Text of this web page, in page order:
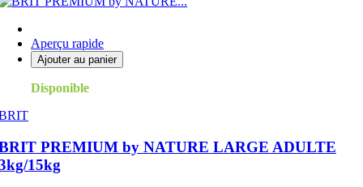
Aperçu rapide
Ajouter au panier
Disponible
PREMIUM by NATURE LARGE ADULTE
15kg